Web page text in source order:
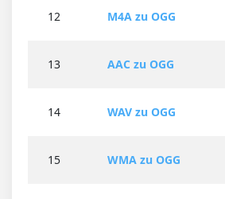
12 M4A zu OGG
13 AAC zu OGG
14 WAV zu OGG
15 WMA zu OGG